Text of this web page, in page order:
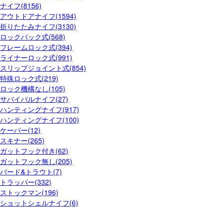
ナイフ(8156)
アウトドアナイフ(1594)
折りたたみナイフ(3130)
ロックバック式(568)
フレームロック式(394)
ライナーロック式(991)
スリップジョイント式(854)
特殊ロック式(219)
ロック機構なし(105)
サバイバルナイフ(27)
ハンティングナイフ(917)
ハンティングナイフ(100)
ケーパー(12)
スキナー(265)
ガットフック付き(62)
ガットフック無し(205)
バード&トラウト(7)
トラッパー(332)
ストックマン(196)
ショットシェルナイフ(6)